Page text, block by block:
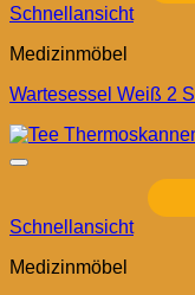
Schnellansicht
Medizinmöbel
Wartesessel Weiß 2
Schnellansicht
Medizinmöbel